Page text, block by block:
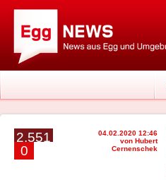
2.551
0
04.02.2020 12:46
von Hubert
Cernenschek